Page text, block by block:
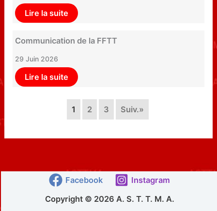
Lire la suite
Communication de la FFTT
29 Juin 2026
Lire la suite
1 2 3 Suiv.»
Facebook
Instagram
Copyright © 2026 A. S. T. T. M. A.